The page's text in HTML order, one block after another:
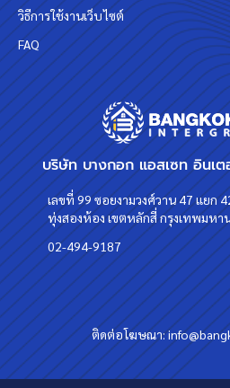
บริษัท บางกอก แอสเซท อินเ
เลขที่ 99 ซอยงามวงศ์วาน 47 แยก
ทุ่งสองห้อง เขตหลักสี่ กรุงเทพมหา
02-494-9187
ติดต่อโฆษณา:
วิธีการใช้งานเว็บไซต์
FAQ